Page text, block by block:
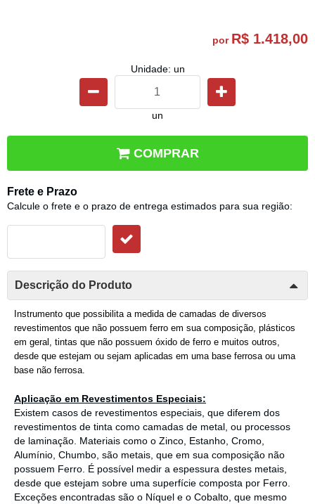
por R$ 1.418,00
Unidade: un
un
COMPRAR
Frete e Prazo
Calcule o frete e o prazo de entrega estimados para sua região:
Descrição do Produto
Instrumento que possibilita a medida de camadas de diversos
revestimentos que não possuem ferro em sua composição, plásticos
em geral, tintas que não possuem óxido de ferro e muitos outros,
desde que estejam ou sejam aplicadas em uma base ferrosa ou uma
base não ferrosa.
Aplicação em Revestimentos Especiais:
Existem casos de revestimentos especiais, que diferem dos
revestimentos de tinta como camadas de metal, ou processos
de laminação. Materiais como o Zinco, Estanho, Cromo,
Alumínio, Chumbo, são metais, que em sua composição não
possuem Ferro. É possível medir a espessura destes metais,
desde que estejam sobre uma superfície composta por Ferro.
Exceções encontradas são o Níquel e o Cobalto, que mesmo